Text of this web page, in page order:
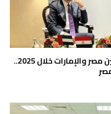
9.68 مليار دولار حجم التجارة بين مصر والإمارات خلال 2025..